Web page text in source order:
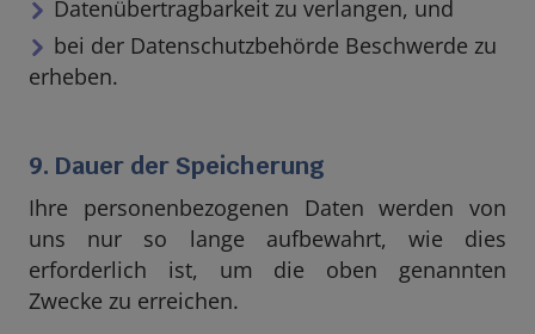
Datenübertragbarkeit zu verlangen, und
bei der Datenschutzbehörde Beschwerde zu
erheben.
9. Dauer der Speicherung
Ihre personenbezogenen Daten werden von
uns nur so lange aufbewahrt, wie dies
erforderlich ist, um die oben genannten
Zwecke zu erreichen.